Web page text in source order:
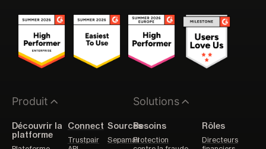
Produit
Découvrir la
platforme
Connect
Trustpair
Sources
Sepamail
Solutions
Besoins
Protection
Rôles
Directeurs